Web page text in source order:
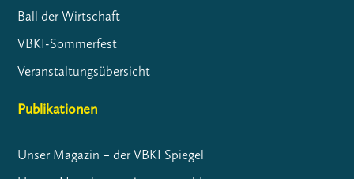
Ball der Wirtschaft
VBKI-Sommerfest
Veranstaltungsübersicht
Publikationen
Unser Magazin – der VBKI Spiegel